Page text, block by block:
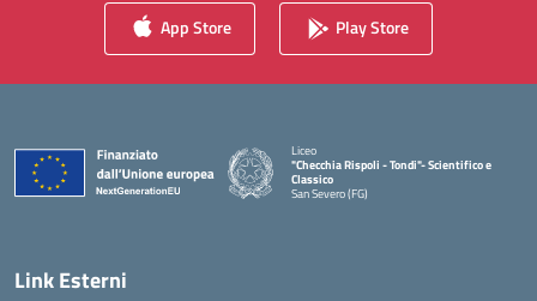
App Store Play Store
Liceo
"Checchia Rispoli - Tondi"- Scientifico e
Classico
San Severo (FG)
Link Esterni